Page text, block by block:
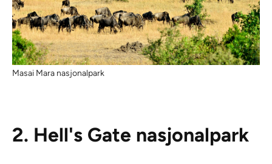
Masai Mara nasjonalpark
2. Hell's Gate nasjonalpark